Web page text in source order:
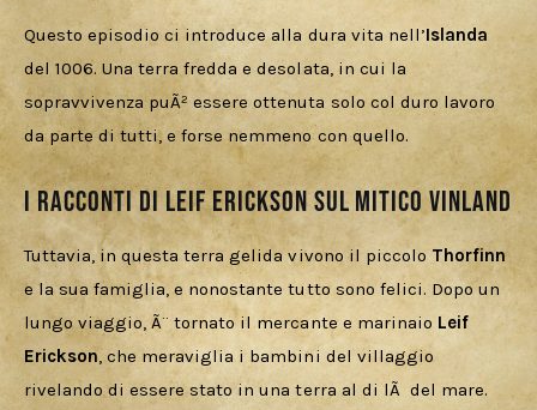
Questo episodio ci introduce alla dura vita nell’Islanda
del 1006. Una terra fredda e desolata, in cui la
sopravvivenza puÃ² essere ottenuta solo col duro lavoro
da parte di tutti, e forse nemmeno con quello.
I racconti di Leif Erickson sul mitico Vinland
Tuttavia, in questa terra gelida vivono il piccolo Thorfinn
e la sua famiglia, e nonostante tutto sono felici. Dopo un
lungo viaggio, Ã¨ tornato il mercante e marinaio Leif
Erickson, che meraviglia i bambini del villaggio
rivelando di essere stato in una terra al di lÃ  del mare.